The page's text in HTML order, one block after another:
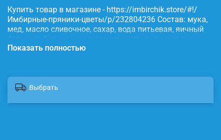
Купить товар в магазине - https://imbirchik.store/#!/
Имбирные-пряники-цветы/p/232804236 Состав: мука,
мед, масло сливочное, сахар, вода питьевая, яичный
белок, имбирь, корица, сода, пищевые красители.
Показать полностью
Выбрать